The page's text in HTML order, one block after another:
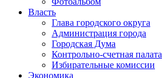
Власть
Глава городского округа
Администрация города
Городская Дума
Контрольно-счетная палата
Избирательные комиссии
Экономика